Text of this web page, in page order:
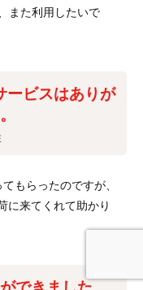
また利用したいで
ービスはありが
もらったのですが、
に来てくれて助かり